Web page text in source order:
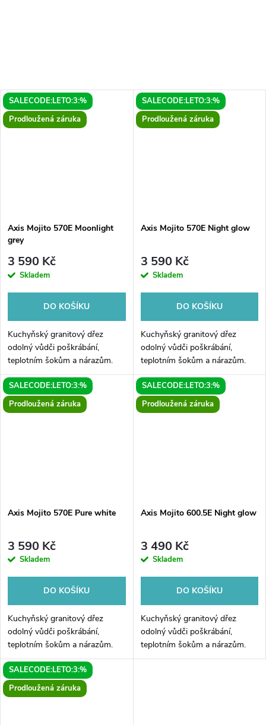
SALECODE:LETO:3:%
Prodloužená záruka
Axis Mojito 570E Moonlight
grey
3 590 Kč
Skladem
DO KOŠÍKU
Kuchyňský granitový dřez
odolný vůdči poškrábání,
teplotním šokům a nárazům.
Směs přírodní pryskyřice a
hustého granitu.
SALECODE:LETO:3:%
Prodloužená záruka
Axis Mojito 570E Night glow
3 590 Kč
Skladem
DO KOŠÍKU
Kuchyňský granitový dřez
odolný vůdči poškrábání,
teplotním šokům a nárazům.
Směs přírodní pryskyřice a
hustého granitu.
SALECODE:LETO:3:%
Prodloužená záruka
Axis Mojito 570E Pure white
3 590 Kč
Skladem
DO KOŠÍKU
Kuchyňský granitový dřez
odolný vůdči poškrábání,
teplotním šokům a nárazům.
Směs přírodní pryskyřice a
hustého granitu.
SALECODE:LETO:3:%
Prodloužená záruka
Axis Mojito 600.5E Night glow
3 490 Kč
Skladem
DO KOŠÍKU
Kuchyňský granitový dřez
odolný vůdči poškrábání,
teplotním šokům a nárazům.
Směs přírodní pryskyřice a
SALECODE:LETO:3:%
Prodloužená záruka